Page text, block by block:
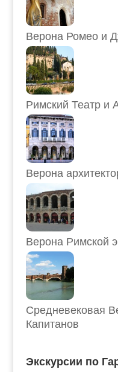
Верона Ромео и
Римский Театр и
Верона
Верона Римской
Средневековая
Капитанов
Экскурсии по